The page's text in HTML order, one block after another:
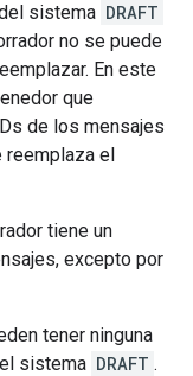
sistema DRAFT
no se puede
En este
que
de los mensajes
reemplaza el
tiene un
excepto por
tener ninguna
sistema DRAFT .